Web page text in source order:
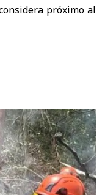
próximo al